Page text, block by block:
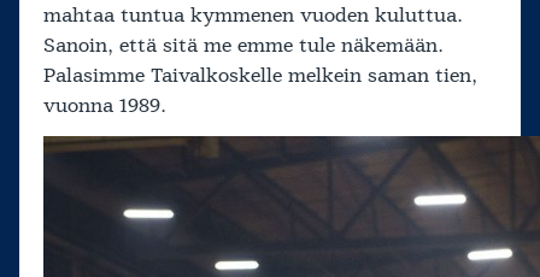
mahtaa tuntua kymmenen vuoden kuluttua.
Sanoin, että sitä me emme tule näkemään.
Palasimme Taivalkoskelle melkein saman tien,
vuonna 1989.